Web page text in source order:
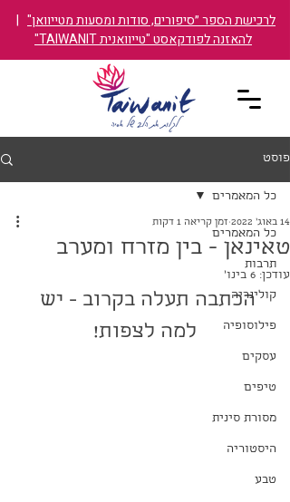
לרכישת הספר ״סיפורים, סודות ומסעות מטייוואן" |
להאזנה לפודקאסט "טייוואנית TAIWANIT"
פוסט
כל המאמרים
תרבות
קולינריה
פילוסופיה
עסקים
טיפים
מסורת סינית
היסטוריה
טבע
כל המאמרים
טאינאן - בין מזרח ומערב
14 באוג׳ 2022 זמן קריאה 1 דקות
עודכן: 6 בינו׳
הכתבה תעלה בקרוב - יש
למה לצפות!